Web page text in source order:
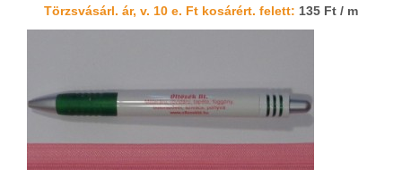
Törzsvásárl. ár, v. 10 e. Ft kosárért. felett: 135 Ft / m